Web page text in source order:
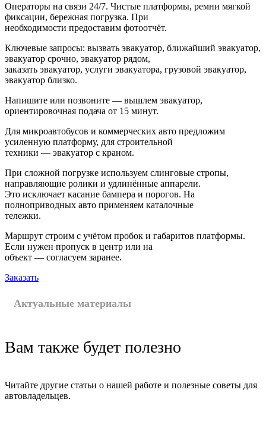
Операторы на связи 24/7. Чистые платформы, ремни мягкой
фиксации, бережная погрузка. При
необходимости предоставим фотоотчёт.
Ключевые запросы: вызвать эвакуатор, ближайший эвакуатор,
эвакуатор срочно, эвакуатор рядом,
заказать эвакуатор, услуги эвакуатора, грузовой эвакуатор,
эвакуатор близко.
Напишите или позвоните — вышлем эвакуатор,
ориентировочная подача от 15 минут.
Для микроавтобусов и коммерческих авто предложим
усиленную платформу, для строительной
техники — эвакуатор с краном.
При сложной погрузке используем слинговые стропы,
направляющие ролики и удлинённые аппарели.
Это исключает касание бампера и порогов. На
полноприводных авто применяем каталочные
тележки.
Маршрут строим с учётом пробок и габаритов платформы.
Если нужен пропуск в центр или на
объект — согласуем заранее.
Заказать
Актуальные материалы
Вам также будет полезно
Читайте другие статьи о нашей работе и полезные советы для
автовладельцев.